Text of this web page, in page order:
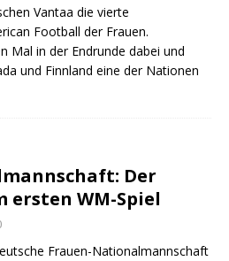
Vantaa die vierte
Football der Frauen.
Mal in der Endrunde dabei und
und Finnland eine der Nationen
Der
ersten WM-Spiel
Frauen-Nationalmannschaft